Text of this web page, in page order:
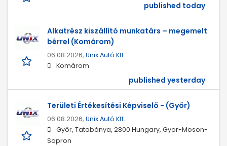
published today
Alkatrész kiszállító munkatárs – megemelt
bérrel (Komárom)
06.08.2026, Unix Autó Kft.
Komárom
published yesterday
Területi Értékesítési Képviselő - (Győr)
06.08.2026, Unix Autó Kft.
Győr, Tatabánya, 2800 Hungary, Gyor-Moson-
Sopron